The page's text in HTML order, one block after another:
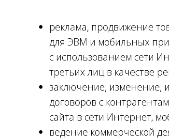
реклама, продвижение
для ЭВМ и мобильных
с использованием сети
третьих лиц в качестве
заключение, изменение,
договоров с
сайта в сети Интернет,
ведение коммерческой